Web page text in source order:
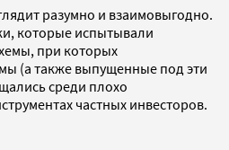
разумно и взаимовыгодно.
которые испытывали
при которых
(а также выпущенные под эти
среди плохо
частных инвесторов.